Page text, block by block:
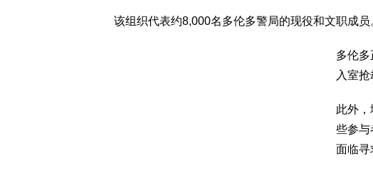
该组织代表约8,000名多伦多警局的现役和文职成员
多伦多
入室
此外
些参与
面临寻